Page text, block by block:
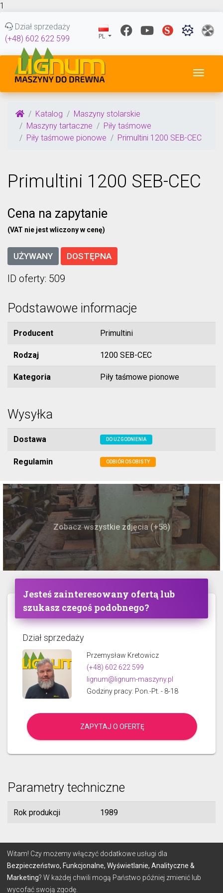
1
Dział sprzedaży
(+48) 602 622 599
PL
Katalog
Maszyny stolarskie
Maszyny tartaczne
Piły taśmowe
Piły taśmowe pionowe
Primultini 1200 SEB-CEC
Primultini 1200 SEB-CEC
Cena na zapytanie
(VAT nie jest wliczony w cenę)
UŻYWANY DOSTĘPNA
ID oferty: 509
Podstawowe informacje
Producent Primultini
Rodzaj 1200 SEB-CEC
Kategoria Piły taśmowe pionowe
Wysyłka
Dostawa DO UZGODNIENIA
Regulamin ODBIÓR OSOBISTY
Zobacz wszystkie zdjęcia (+58)
Jesteś zainteresowany ofertą lub
szukasz czegoś podobnego?
Dział sprzedaży
Przemysław Kretowicz
(+48) 602 622 599
lignum@lignum-maszyny.pl
Godziny pracy: Pon.-Pt. - 8-18
ZAPYTAJ O OFERTĘ
Parametry techniczne
Rok produkcji 1989
© 2026 Lignum
REGULAMIN POLITYKA PRYWATNOŚCI
Witam! Czy możemy włączyć dodatkowe usługi dla
Bezpieczeństwo, Funkcjonalne, Wyświetlanie, Analityczne &
Marketing? W każdej chwili mogą Państwo później zmienić lub
wycofać swoją zgodę.